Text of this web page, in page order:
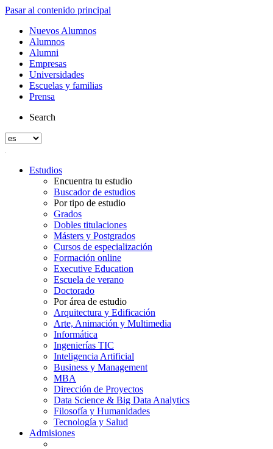
Pasar al contenido principal
Nuevos Alumnos
Alumnos
Alumni
Empresas
Universidades
Escuelas y familias
Prensa
Search
Estudios
Encuentra tu estudio
Buscador de estudios
Por tipo de estudio
Grados
Dobles titulaciones
Másters y Postgrados
Cursos de especialización
Formación online
Executive Education
Escuela de verano
Doctorado
Por área de estudio
Arquitectura y Edificación
Arte, Animación y Multimedia
Informática
Ingenierías TIC
Inteligencia Artificial
Business y Management
MBA
Dirección de Proyectos
Data Science & Big Data Analytics
Filosofía y Humanidades
Tecnología y Salud
Admisiones